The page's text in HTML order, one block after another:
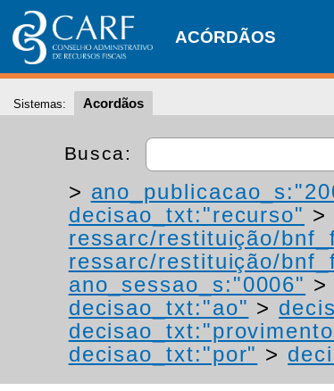
ACÓRDÃOS
Sistemas: Acordãos
Busca:
>
decisao_txt:"recurso" >
ressarc/restituição/
ressarc/restituição/
ano_sessao_s:"0006" >
decisao_txt:"ao" >
decisao_txt:"por" >